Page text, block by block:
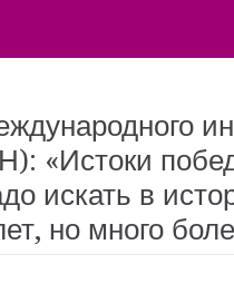
«Истоки
искать в
но много